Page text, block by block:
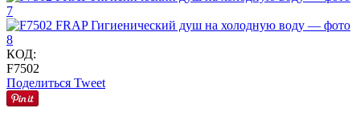
КОД:
F7502
Поделиться Tweet